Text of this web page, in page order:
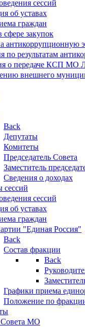
сессий
об уставах
граждан
сфере закупок
антикоррупционную
по результатам
о передаче КСП МО
внешнего
Back
Депутаты
Комитеты
Председатель Совета
Заместитель
Сведения о доходах
сессий
сессий
об уставах
граждан
"Единая Россия"
Back
Состав фракции
Back
Графики приема
Положение по
Совета МО